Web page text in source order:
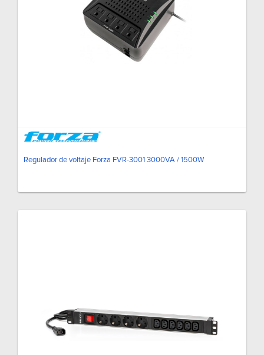
Regulador de voltaje Forza FVR-3001 3000VA / 1500W